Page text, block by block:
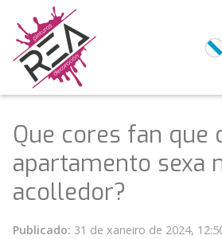
Que cores fan que
apartamento sexa
acolledor?
Publicado: 31 de xaneiro de 2024,